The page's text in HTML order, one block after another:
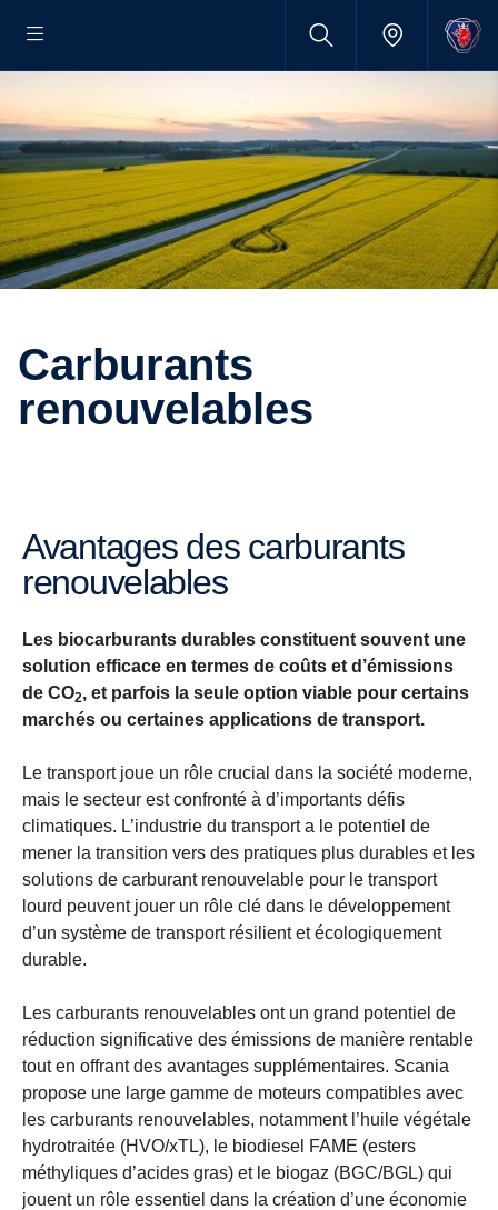
Carburants
renouvelables
Avantages des carburants
renouvelables
Les biocarburants durables constituent souvent une
solution efficace en termes de coûts et d’émissions
de CO2, et parfois la seule option viable pour certains
marchés ou certaines applications de transport.
Le transport joue un rôle crucial dans la société moderne,
mais le secteur est confronté à d’importants défis
climatiques. L’industrie du transport a le potentiel de
mener la transition vers des pratiques plus durables et les
solutions de carburant renouvelable pour le transport
lourd peuvent jouer un rôle clé dans le développement
d’un système de transport résilient et écologiquement
durable.
Les carburants renouvelables ont un grand potentiel de
réduction significative des émissions de manière rentable
tout en offrant des avantages supplémentaires. Scania
propose une large gamme de moteurs compatibles avec
les carburants renouvelables, notamment l’huile végétale
hydrotraitée (HVO/xTL), le biodiesel FAME (esters
méthyliques d’acides gras) et le biogaz (BGC/BGL) qui
jouent un rôle essentiel dans la création d’une économie